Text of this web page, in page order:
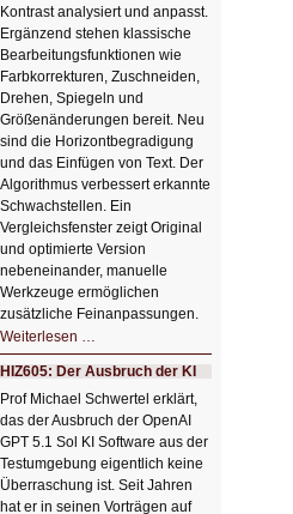
Kontrast analysiert und anpasst.
Ergänzend stehen klassische
Bearbeitungsfunktionen wie
Farbkorrekturen, Zuschneiden,
Drehen, Spiegeln und
Größenänderungen bereit. Neu
sind die Horizontbegradigung
und das Einfügen von Text. Der
Algorithmus verbessert erkannte
Schwachstellen. Ein
Vergleichsfenster zeigt Original
und optimierte Version
nebeneinander, manuelle
Werkzeuge ermöglichen
zusätzliche Feinanpassungen.
Weiterlesen …
Bildverschönerung
mit
einem
Klick
HIZ606:
Bildverschönerung
mit
einem
Klick
HIZ605: Der Ausbruch der KI
Prof Michael Schwertel erklärt,
das der Ausbruch der OpenAI
GPT 5.1 Sol KI Software aus der
Testumgebung eigentlich keine
Überraschung ist. Seit Jahren
hat er in seinen Vorträgen auf